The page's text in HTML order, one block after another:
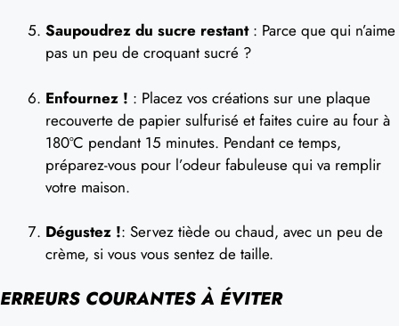
Saupoudrez du sucre restant: Parce que qui n’aime
pas un peu de croquant sucré ?
Enfournez ! : Placez vos créations sur une plaque
recouverte de papier sulfurisé et faites cuire au four à
180ºC pendant 15 minutes. Pendant ce temps,
préparez-vous pour l’odeur fabuleuse qui va remplir
votre maison.
Dégustez !: Servez tiède ou chaud, avec un peu de
crème, si vous vous sentez de taille.
ERREURS COURANTES À ÉVITER